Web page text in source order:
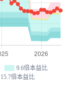
9.6倍本益比
15.7倍本益比